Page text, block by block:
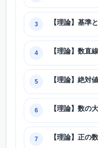
3 【理論】基準
4 【理論】数直線
5 【理論】絶対値
6 【理論】数の
7 【理論】正の